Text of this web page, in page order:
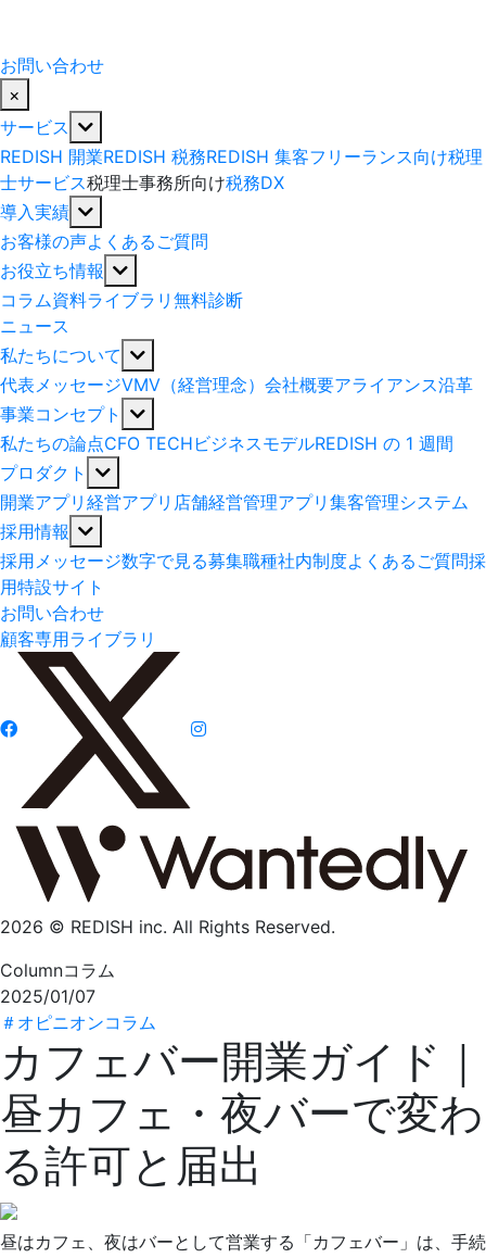
お問い合わせ
×
サービス
REDISH 開業REDISH 税務REDISH 集客フリーランス向け税理
士サービス税理士事務所向け税務DX
導入実績
お客様の声よくあるご質問
お役立ち情報
コラム資料ライブラリ 無料診断
ニュース
私たちについて
代表メッセージVMV（経営理念） 会社概要アライアンス沿革
事業コンセプト
私たちの論点CFO TECH ビジネスモデルREDISH の 1 週間
プロダクト
開業アプリ 経営アプリ 店舗経営管理アプリ 集客管理システム
採用情報
採用メッセージ数字で見る募集職種社内制度よくあるご質問採
用特設サイト
お問い合わせ
顧客専用ライブラリ
2026 © REDISH inc. All Rights Reserved.
Columnコラム
2025/01/07
＃ オピニオンコラム
カフェバー開業ガイド｜
昼カフェ・夜バーで変わ
る許可と届出
昼はカフェ、夜はバーとして営業する「カフェバー」は、手続